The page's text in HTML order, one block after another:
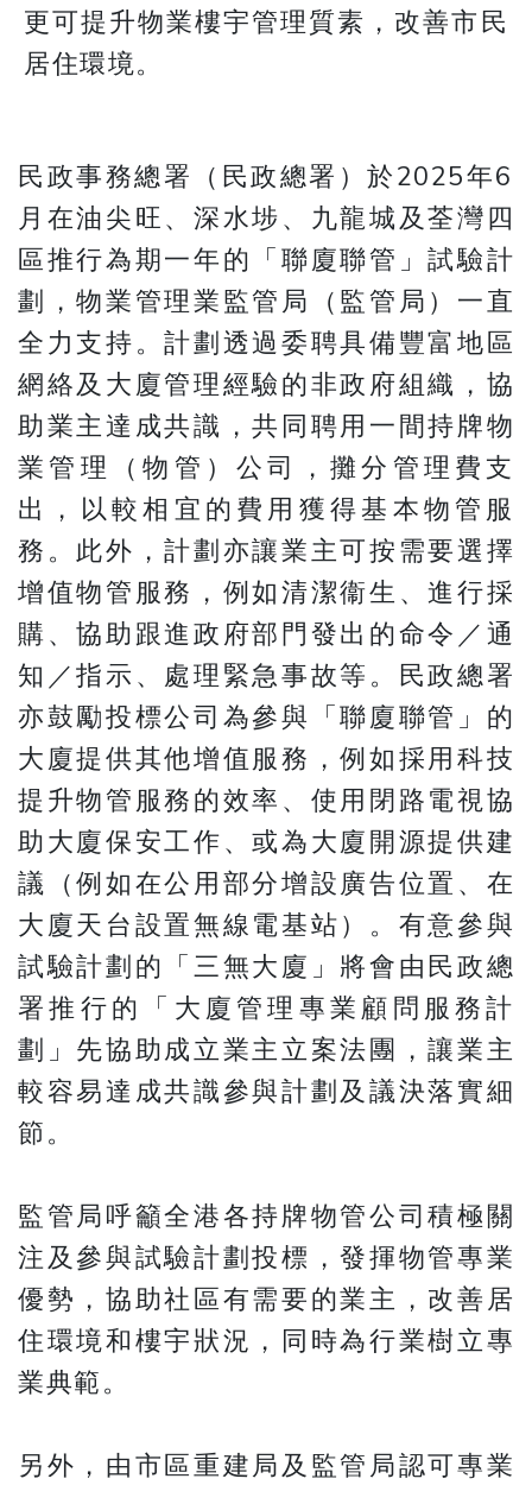
更可提升物業樓宇管理質素，改善市民
居住環境。
民政事務總署（民政總署）於2025年6
月在油尖旺、深水埗、九龍城及荃灣四
區推行為期一年的「聯廈聯管」試驗計
劃，物業管理業監管局（監管局）一直
全力支持。計劃透過委聘具備豐富地區
網絡及大廈管理經驗的非政府組織，協
助業主達成共識，共同聘用一間持牌物
業管理（物管）公司，攤分管理費支
出，以較相宜的費用獲得基本物管服
務。此外，計劃亦讓業主可按需要選擇
增值物管服務，例如清潔衞生、進行採
購、協助跟進政府部門發出的命令／通
知／指示、處理緊急事故等。民政總署
亦鼓勵投標公司為參與「聯廈聯管」的
大廈提供其他增值服務，例如採用科技
提升物管服務的效率、使用閉路電視協
助大廈保安工作、或為大廈開源提供建
議（例如在公用部分增設廣告位置、在
大廈天台設置無線電基站）。有意參與
試驗計劃的「三無大廈」將會由民政總
署推行的「大廈管理專業顧問服務計
劃」先協助成立業主立案法團，讓業主
較容易達成共識參與計劃及議決落實細
節。
監管局呼籲全港各持牌物管公司積極關
注及參與試驗計劃投標，發揮物管專業
優勢，協助社區有需要的業主，改善居
住環境和樓宇狀況，同時為行業樹立專
業典範。
另外，由市區重建局及監管局認可專業